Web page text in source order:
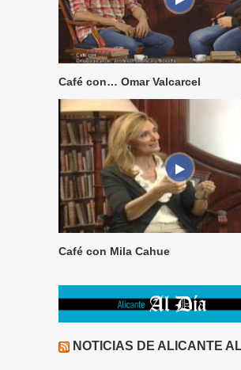
Café con… Omar Valcarcel
Café con Mila Cahue
NOTICIAS DE ALICANTE